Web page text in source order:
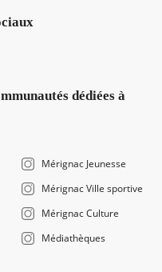
dédiées à
Mérignac Jeunesse
Mérignac Ville sportive
Mérignac Culture
Médiathèques